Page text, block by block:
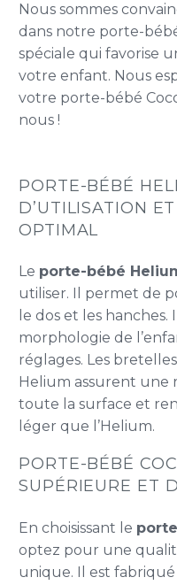
Nous sommes
dans notre porte-
spéciale qui favorise
votre enfant. Nous
votre porte-bébé
nous !
PORTE-BÉBÉ
D’UTILISATION
OPTIMAL
Le porte-bébé
utiliser. Il permet de
le dos et les hanches.
morphologie de
réglages. Les
Helium assurent une
toute la surface et
léger que l’Helium.
PORTE-BÉBÉ
SUPÉRIEURE ET
En choisissant le
optez pour une
unique. Il est